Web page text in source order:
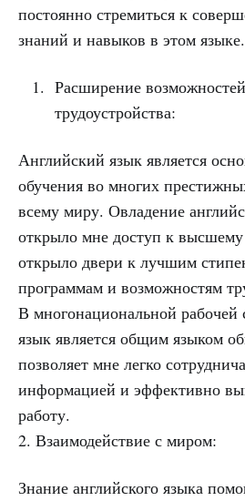
постоянно стремиться к
знаний и навыков в этом языке.
Расширение
трудоустройства:
Английский язык является
обучения во многих
всему миру. Овладение
открыло мне доступ к
открыло двери к лучшим
программам и возможностям
В многонациональной рабочей
язык является общим языком
позволяет мне легко
информацией и эффективно
работу.
2. Взаимодействие с миром:
Знание английского языка